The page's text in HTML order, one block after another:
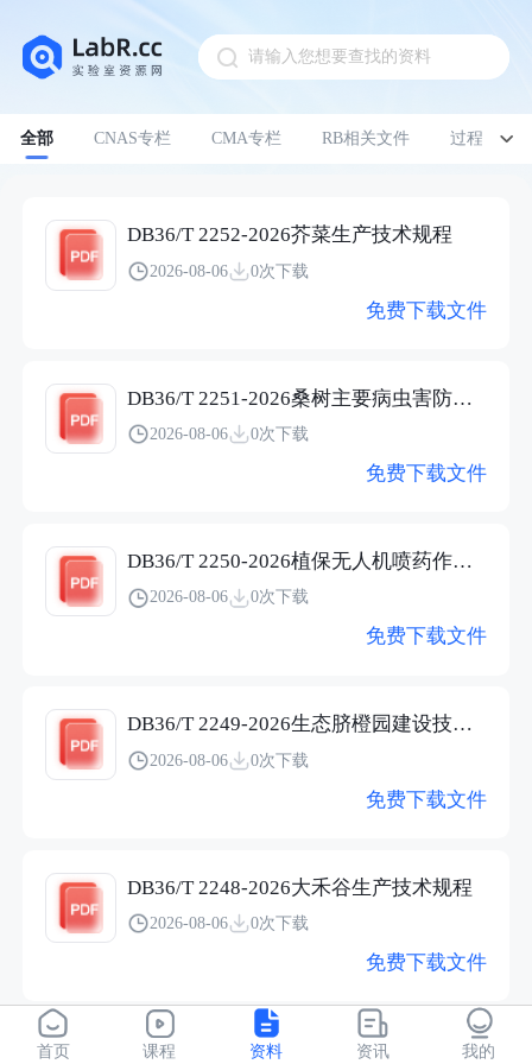
请输入您想要查找的资料
全部 CNAS专栏 CMA专栏 RB相关文件 过程管理
Pull down to refresh
DB36/T 2252-2026芥菜生产技术规程
2026-08-06 0次下载
免费下载文件
DB36/T 2251-2026桑树主要病虫害防控技术规程
2026-08-06 0次下载
免费下载文件
DB36/T 2250-2026植保无人机喷药作业防治柑橘病虫害技术规程
2026-08-06 0次下载
免费下载文件
DB36/T 2249-2026生态脐橙园建设技术规范
2026-08-06 0次下载
免费下载文件
DB36/T 2248-2026大禾谷生产技术规程
2026-08-06 0次下载
免费下载文件
DB36/T 2247-2026陀螺果育苗技术规程
首页 课程 资料 资讯 我的